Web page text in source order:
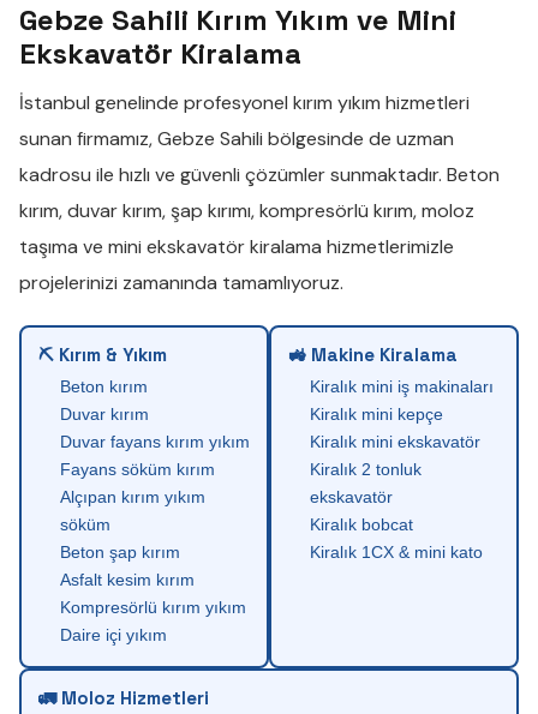
Gebze Sahili Kırım Yıkım ve Mini
Ekskavatör Kiralama
İstanbul genelinde profesyonel kırım yıkım hizmetleri
sunan firmamız,Gebze Sahili bölgesinde de uzman
kadrosu ile hızlı ve güvenli çözümler sunmaktadır. Beton
kırım,duvar kırım,şap kırımı,kompresörlü kırım,moloz
taşıma ve mini ekskavatör kiralama hizmetlerimizle
projelerinizi zamanında tamamlıyoruz.
⛏ Kırım & Yıkım
Beton kırım
Duvar kırım
Duvar fayans kırım yıkım
Fayans söküm kırım
Alçıpan kırım yıkım
söküm
Beton şap kırım
Asfalt kesim kırım
Kompresörlü kırım yıkım
Daire içi yıkım
🚜 Makine Kiralama
Kiralık mini iş makinaları
Kiralık mini kepçe
Kiralık mini ekskavatör
Kiralık 2 tonluk
ekskavatör
Kiralık bobcat
Kiralık 1CX & mini kato
🚛 Moloz Hizmetleri